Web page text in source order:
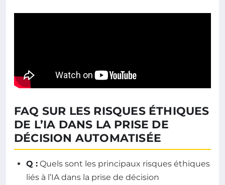
FAQ SUR LES RISQUES ÉTHIQUES
DE L’IA DANS LA PRISE DE
DÉCISION AUTOMATISÉE
Q : Quels sont les principaux risques éthiques
liés à l’IA dans la prise de décision